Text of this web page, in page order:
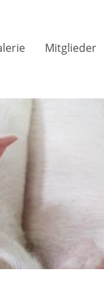
Mitglieder